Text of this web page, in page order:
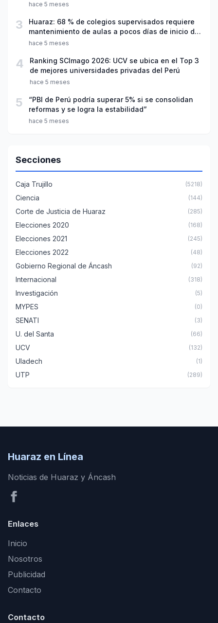
hace 5 meses
3
Huaraz: 68 % de colegios supervisados requiere
mantenimiento de aulas a pocos días de inicio del
año escolar 2026
hace 5 meses
4
Ranking SCImago 2026: UCV se ubica en el Top 3
de mejores universidades privadas del Perú
hace 5 meses
5
“PBI de Perú podría superar 5% si se consolidan
reformas y se logra la estabilidad”
hace 5 meses
Secciones
Caja Trujillo (5218)
Ciencia (144)
Corte de Justicia de Huaraz (285)
Elecciones 2020 (168)
Elecciones 2021 (245)
Elecciones 2022 (48)
Gobierno Regional de Áncash (92)
Internacional (318)
Investigación (5)
MYPES (0)
SENATI (3)
U. del Santa (66)
UCV (132)
Uladech (1)
UTP (289)
Huaraz en Línea
Noticias de Huaraz y Áncash
Enlaces
Inicio
Nosotros
Publicidad
Contacto
Contacto